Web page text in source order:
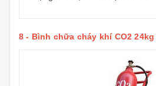
8 - Bình chữa cháy khí CO2 24kg